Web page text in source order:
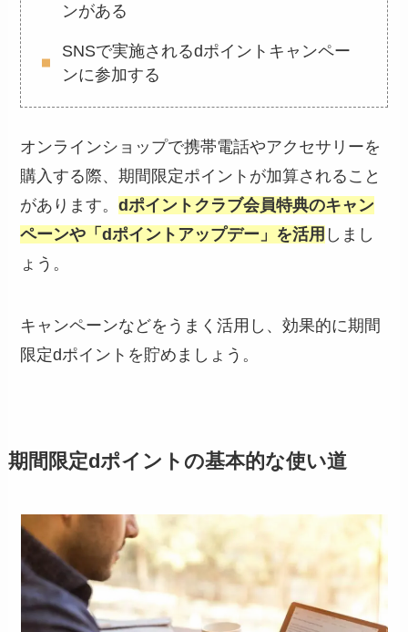
ンがある
SNSで実施されるdポイントキャンペー
ンに参加する
オンラインショップで携帯電話やアクセサリーを
購入する際、期間限定ポイントが加算されること
があります。dポイントクラブ会員特典のキャン
ペーンや「dポイントアップデー」を活用 しまし
ょう。
キャンペーンなどをうまく活用し、効果的に期間
限定dポイントを貯めましょう。
期間限定dポイントの基本的な使い道